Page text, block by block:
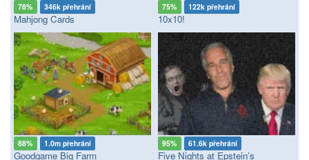
78% 346k přehrání
Mahjong Cards
75% 122k přehrání
10x10!
88% 1.0m přehrání
Goodgame Big Farm
95% 61.6k přehrání
Five Nights at Epstein’s